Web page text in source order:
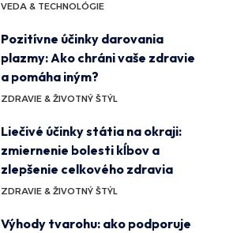
VEDA & TECHNOLÓGIE
Pozitívne účinky darovania
plazmy: Ako chráni vaše zdravie
a pomáha iným?
ZDRAVIE & ŽIVOTNÝ ŠTÝL
Liečivé účinky státia na okraji:
zmiernenie bolesti kĺbov a
zlepšenie celkového zdravia
ZDRAVIE & ŽIVOTNÝ ŠTÝL
Výhody tvarohu: ako podporuje